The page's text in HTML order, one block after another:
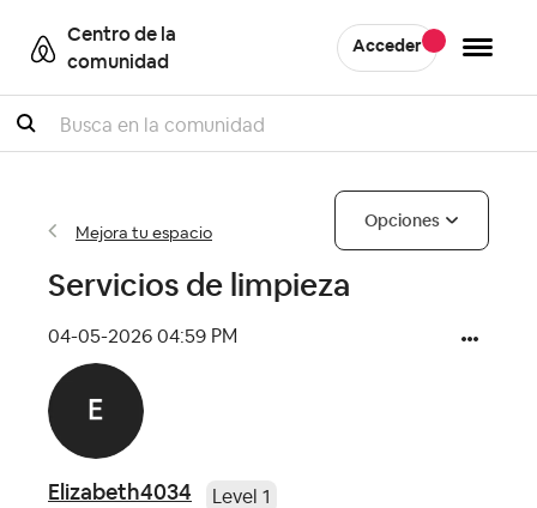
Centro de la
comunidad
Acceder
Buscar
Mejora tu espacio
Opciones
Servicios de limpieza
‎04-05-2026 04:59 PM
Elizabeth4034 Level 1